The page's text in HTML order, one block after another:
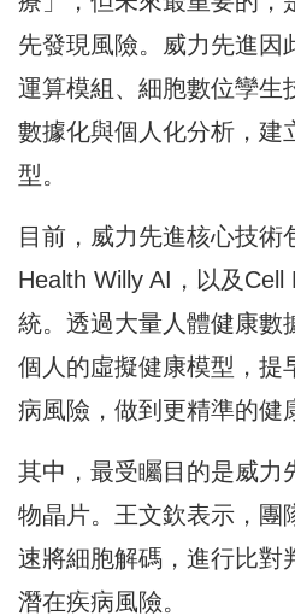
先發現風險。威力先進因
運算模組、細胞數位孿生
數據化與個人化分析，建
型。
目前，威力先進核心技術
Health Willy AI，以及Cell
統。透過大量人體健康數
個人的虛擬健康模型，提
病風險，做到更精準的健
其中，最受矚目的是威力
物晶片。王文欽表示，團
速將細胞解碼，進行比對
潛在疾病風險。